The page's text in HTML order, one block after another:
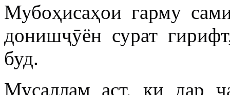
Мубоҳисаҳои гарму
донишҷӯён сурат
буд.
Мусаллам аст, ки дар